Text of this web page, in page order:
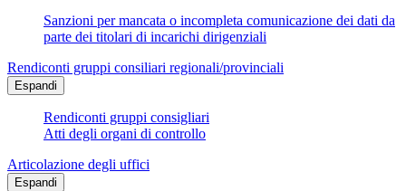
Sanzioni per mancata o incompleta comunicazione dei dati da
parte dei titolari di incarichi dirigenziali
Rendiconti gruppi consiliari regionali/provinciali
Espandi
Rendiconti gruppi consigliari
Atti degli organi di controllo
Articolazione degli uffici
Espandi